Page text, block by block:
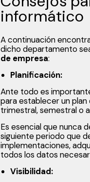
informático
A continuación
dicho departamento
de empresa:
Planificación:
Ante todo es
para establecer un
trimestral, semestral o
Es esencial que nunca
siguiente periodo que
implementaciones,
todos los datos
Visibilidad: